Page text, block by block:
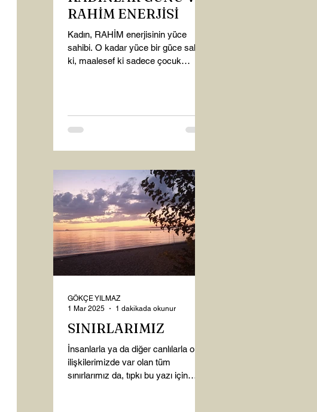
RAHİM ENERJİSİ
Kadın, RAHİM enerjisinin yüce
sahibi. O kadar yüce bir güce sahip
ki, maalesef ki sadece çocuk
SINIRLARIMIZ
İnsanlarla ya da diğer canlılarla olan
ilişkilerimizde var olan tüm
sınırlarımız da, tıpkı bu yazı için
GÖKÇE YILMAZ
1 Mar 2025
1 dakikada okunur